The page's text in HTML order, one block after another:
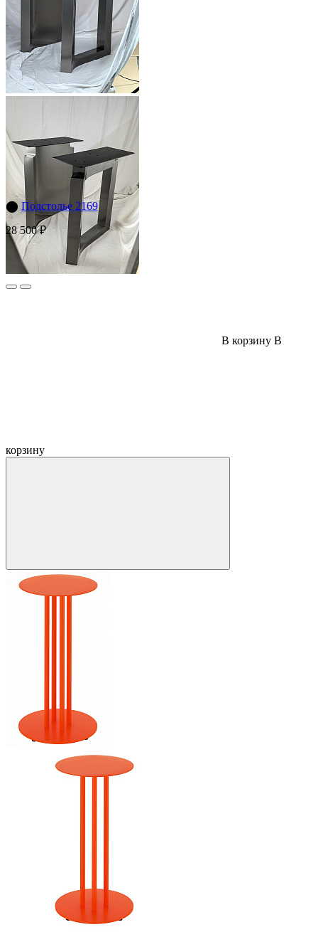
⬤ Подстолье 2169
28 500 ₽
В корзину В
корзину